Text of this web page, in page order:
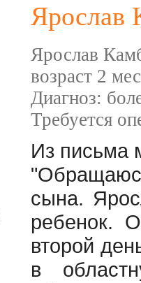
Ярослав
Ярослав
возраст 2
Диагноз:
Требуется
Из письма
сына.
ребенок.
второй
в